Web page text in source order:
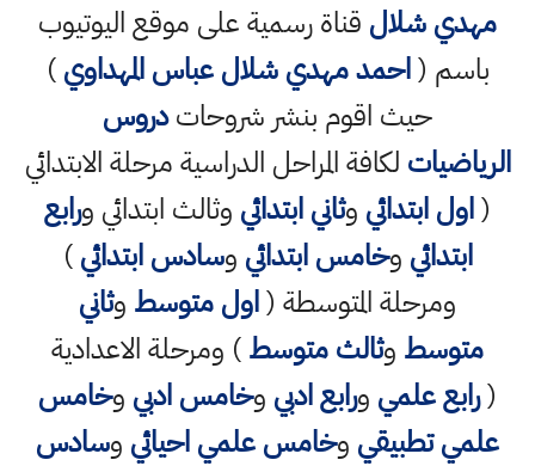
مهدي شلال قناة رسمية على موقع اليوتيوب
باسم (احمد مهدي شلال عباس المهداوي)
حيث اقوم بنشر شروحاتدروس
الرياضيات لكافة المراحل الدراسية مرحلة الابتدائي
(اول ابتدائي وثاني ابتدائي وثالث ابتدائي ورابع
ابتدائي وخامس ابتدائي وسادس ابتدائي)
ومرحلة المتوسطة (اول متوسط وثاني
متوسط وثالث متوسط) ومرحلة الاعدادية
(رابع علمي ورابع ادبي وخامس ادبي وخامس
علمي تطبيقي وخامس علمي احيائي وسادس